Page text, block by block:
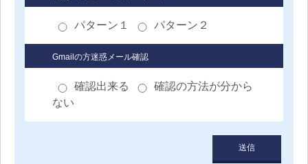
パターン１ パターン２
Gmailの方迷惑メール確認
確認出来る
確認の方法が分から
ない